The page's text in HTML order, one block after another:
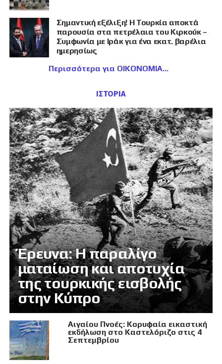
Σημαντική εξέλιξη! Η Τουρκία αποκτά
παρουσία στα πετρέλαια του Κιρκούκ –
Συμφωνία με Ιράκ για ένα εκατ. βαρέλια
ημερησίως
Περισσότερα για ΟΙΚΟΝΟΜΙΑ
ΙΣΤΟΡΙΑ
Έρευνα: Η παραλίγο
ματαίωση και αποτυχία
της τουρκικής εισβολής
στην Κύπρο
Αιγαίου Πνοές: Κορυφαία εικαστική
εκδήλωση στο Καστελόριζο στις 4
Σεπτεμβρίου